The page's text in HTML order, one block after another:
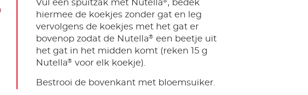
Vul een spuitzak met Nutella , bedek
hiermee de koekjes zonder gat en leg
vervolgens de koekjes met het gat er
bovenop zodat de Nutella® een beetje uit
het gat in het midden komt (reken 15 g
Nutella® voor elk koekje).
Bestrooi de bovenkant met bloemsuiker.